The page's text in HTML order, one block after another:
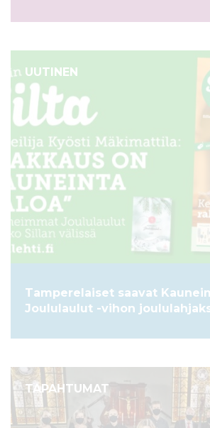
UUTINEN
Tamperelaiset saavat
Joululaulut -vihon
TAPAHTUMAT